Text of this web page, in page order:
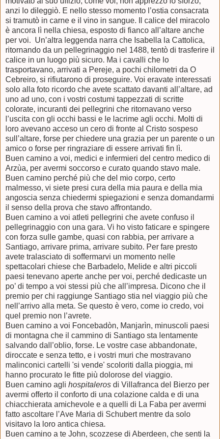
anzi lo dileggiò. E nello stesso momento l’ostia consacrata
si tramutò in carne e il vino in sangue. Il calice del miracolo
è ancora lì nella chiesa, esposto di fianco all’altare anche
per voi. Un’altra leggenda narra che Isabella la Cattolica,
ritornando da un pellegrinaggio nel 1488, tentò di trasferire il
calice in un luogo più sicuro. Ma i cavalli che lo
trasportavano, arrivati a Pereje, a pochi chilometri da O
Cebreiro, si rifiutarono di proseguire. Voi eravate interessati
solo alla foto ricordo che avete scattato davanti all’altare, ad
uno ad uno, con i vostri costumi tappezzati di scritte
colorate, incuranti dei pellegrini che ritornavano verso
l’uscita con gli occhi bassi e le lacrime agli occhi. Molti di
loro avevano acceso un cero di fronte al Cristo sospeso
sull’altare, forse per chiedere una grazia per un parente o un
amico o forse per ringraziare di essere arrivati fin lì.
Buen camino a voi, medici e infermieri del centro medico di
Arzùa, per avermi soccorso e curato quando stavo male.
Buen camino perché più che del mio corpo, certo
malmesso, vi siete presi cura della mia paura e della mia
angoscia senza chiedermi spiegazioni e senza domandarmi
il senso della prova che stavo affrontando.
Buen camino a voi atleti pellegrini che avete confuso il
pellegrinaggio con una gara. Vi ho visto faticare e spingere
con forza sulle gambe, quasi con rabbia, per arrivare a
Santiago, arrivare prima, arrivare subito. Per fare presto
avete tralasciato di soffermarvi un momento nelle
spettacolari chiese che Barbadelo, Melide e altri piccoli
paesi tenevano aperte anche per voi, perché dedicaste un
po’ di tempo a voi stessi più che all’impresa. Dicono che il
premio per chi raggiunge Santiago stia nel viaggio più che
nell’arrivo alla meta. Se questo è vero, come io credo, voi
quel premio non l’avrete.
Buen camino a voi Foncebadòn, Manjarìn, minuscoli paesi
di montagna che il cammino di Santiago sta lentamente
salvando dall’oblio, forse. Le vostre case abbandonate,
diroccate e senza tetto, e i vostri muri che mostravano
malinconici cartelli 'si vende' scoloriti dalla pioggia, mi
hanno procurato le fitte più dolorose del viaggio.
Buen camino agli hospitaleros di Villafranca del Bierzo per
avermi offerto il conforto di una colazione calda e di una
chiacchierata amichevole e a quelli di La Faba per avermi
fatto ascoltare l’Ave Maria di Schubert mentre da solo
visitavo la loro antica chiesa.
Buen camino a te John, scozzese di Aberdeen, che senti la